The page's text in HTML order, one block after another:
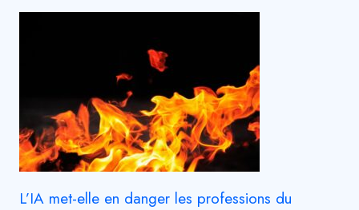
L’IA met-elle en danger les professions du